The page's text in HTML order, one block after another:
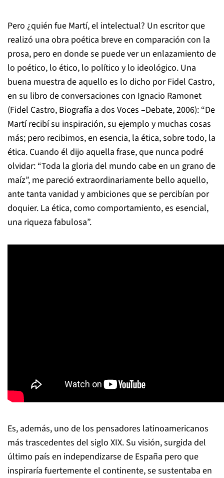
Pero ¿quién fue Martí, el intelectual? Un escritor que
realizó una obra poética breve en comparación con la
prosa, pero en donde se puede ver un enlazamiento de
lo poético, lo ético, lo político y lo ideológico. Una
buena muestra de aquello es lo dicho por Fidel Castro,
en su libro de conversaciones con Ignacio Ramonet
(Fidel Castro, Biografía a dos Voces –Debate, 2006): “De
Martí recibí su inspiración, su ejemplo y muchas cosas
más; pero recibimos, en esencia, la ética, sobre todo, la
ética. Cuando él dijo aquella frase, que nunca podré
olvidar: “Toda la gloria del mundo cabe en un grano de
maíz”, me pareció extraordinariamente bello aquello,
ante tanta vanidad y ambiciones que se percibían por
doquier. La ética, como comportamiento, es esencial,
una riqueza fabulosa”.
Es, además, uno de los pensadores latinoamericanos
más trascedentes del siglo XIX. Su visión, surgida del
último país en independizarse de España pero que
inspiraría fuertemente el continente, se sustentaba en